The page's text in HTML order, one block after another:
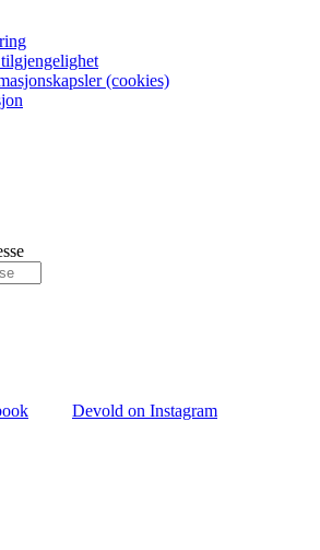
(cookies)
Devold on Instagram